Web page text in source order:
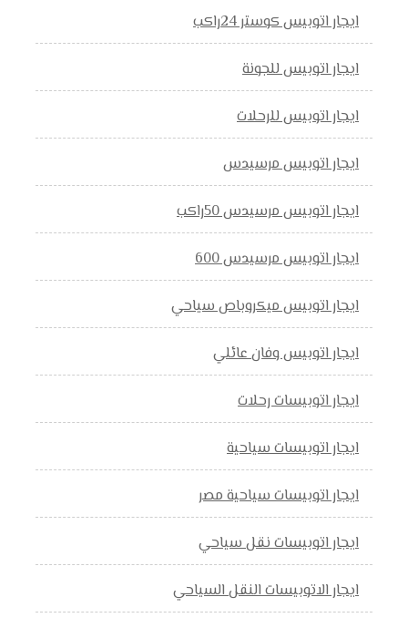
ايجار اتوبيس كوستر 24راكب
ايجار اتوبيس للجونة
ايجار اتوبيس للرحلات
ايجار اتوبيس مرسيدس
ايجار اتوبيس مرسيدس 50راكب
ايجار اتوبيس مرسيدس 600
ايجار اتوبيس ميكروباص سياحي
ايجار اتوبيس وفان عائلي
ايجار اتوبيسات رحلات
ايجار اتوبيسات سياحية
ايجار اتوبيسات سياحية مصر
ايجار اتوبيسات نقل سياحي
ايجار الاتوبيسات النقل السياحي